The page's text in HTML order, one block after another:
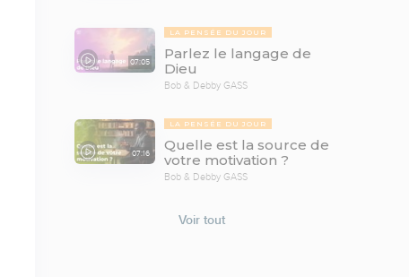
07:05
LA PENSÉE DU JOUR
Parlez le langage de
Dieu
Bob & Debby GASS
07:16
LA PENSÉE DU JOUR
Quelle est la source de
votre motivation ?
Bob & Debby GASS
Voir tout